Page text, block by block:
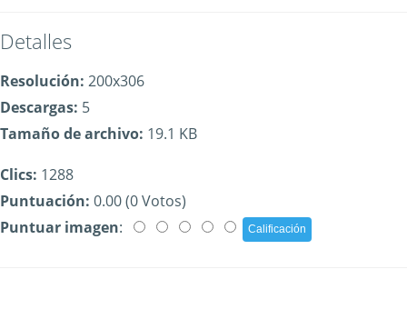
Detalles
Resolución: 200x306
Descargas: 5
Tamaño de archivo: 19.1 KB
Clics: 1288
Puntuación: 0.00 (0 Votos)
Puntuar imagen: